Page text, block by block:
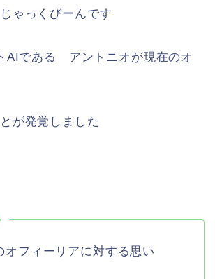
ゃっくびーんです
AIである アントニオが現在のオ
が発覚しました
オフィーリアに対する思い